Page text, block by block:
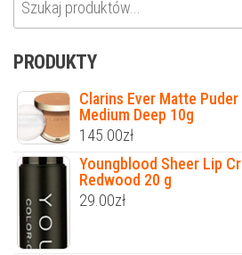
PRODUKTY
Clarins Ever Matte
Medium Deep 10g
145.00zł
Youngblood Sheer Lip
Redwood 20 g
29.00zł